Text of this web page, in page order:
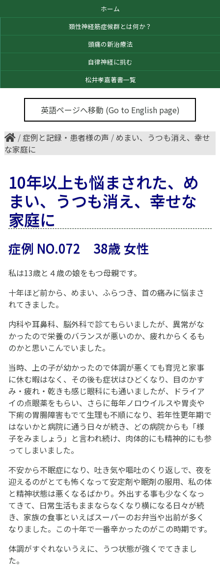
ホーム
頚性神経筋症候群とは何か？
頭痛の新治療法
自律神経に挑む
松井孝嘉著書一覧
英語ページへ移動 (Go to English page)
/症例と記録・患者様の声 / めまい、うつも消え、幸せ
な家庭に
10年以上も悩まされた、め
まい、うつも消え、幸せな
家庭に
症例 NO.072 38歳 女性
私は13歳と４歳の娘をもつ母親です。
十年ほど前から、めまい、ふらつき、首の痛みに悩まさ
れてきました。
内科や耳鼻科、脳外科で診てもらいましたが、異常がな
かったので栄養のバランスが悪いのか、疲れからくるも
のかと思いこんでいました。
当時、上の子が幼かったので体調が悪くても育児と家事
に休む暇はなく、その後も症状はひどくなり、目のかす
み・疲れ・乾きも感じ眼科にも通いましたが、ドライア
イの点眼薬をもらい、さらに毎年ノロウイルスや胃炎や
下痢の胃腸障害もでて生理も不順になり、若年性更年期で
はないかと病院に通う日々が続き、どの病院からも「様
子をみましょう」と言われ続け、肉体的にも精神的にも参
ってしまいました。
不安から不眠症になり、吐き気や嘔吐のくり返しで、夜を
迎えるのがとても怖くなって安定剤や眠剤の服用、私の体
と精神状態は悪くなるばかり。外出する事も少なくなっ
てきて、日常生活もままならなくなり横になる日々が続
き、家族の食事といえばスーパーのお弁当や出前が多く
なりました。この十年で一番辛かったのがこの時期です。
体調がすぐれないうえに、うつ状態が強くでてきまし
た。